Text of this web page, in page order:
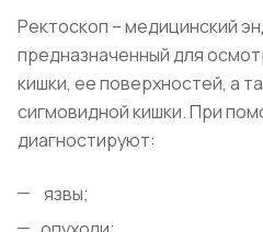
Ректоскоп – медицинский
предназначенный для
кишки, ее поверхностей, а
сигмовидной кишки. При
диагностируют:
язвы;